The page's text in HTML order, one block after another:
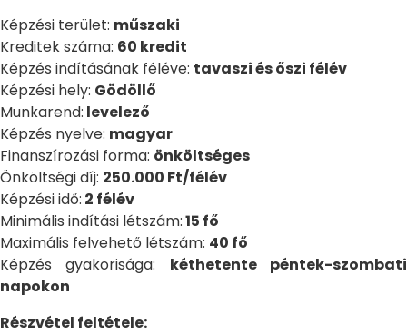
Képzési terület: műszaki
Kreditek száma: 60 kredit
Képzés indításának féléve: tavaszi és őszi félév
Képzési hely: Gödöllő
Munkarend: levelező
Képzés nyelve: magyar
Finanszírozási forma: önköltséges
Önköltségi díj: 250.000 Ft/félév
Képzési idő: 2 félév
Minimális indítási létszám:15 fő
Maximális felvehető létszám: 40 fő
Képzés gyakorisága: kéthetente péntek-szombati
napokon
Részvétel feltétele: